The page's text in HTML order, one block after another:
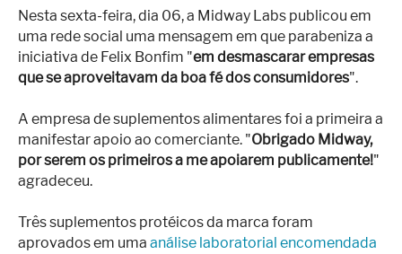
Treino
Saúde
Ensaios
Concursos
Moda
Contato
Nesta sexta-feira, dia 06, a Midway Labs publicou em
uma rede social uma mensagem em que parabeniza a
iniciativa de Felix Bonfim "em desmascarar empresas
que se aproveitavam da boa fé dos consumidores".
A empresa de suplementos alimentares foi a primeira a
manifestar apoio ao comerciante. "Obrigado Midway,
por serem os primeiros a me apoiarem publicamente!"
agradeceu.
Três suplementos protéicos da marca foram
aprovados em uma análise laboratorial encomendada